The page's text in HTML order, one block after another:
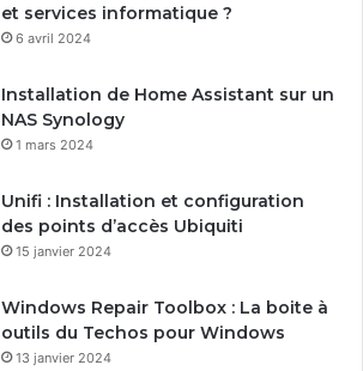
et services informatique ?
6 avril 2024
Installation de Home Assistant sur un
NAS Synology
1 mars 2024
Unifi : Installation et configuration
des points d’accès Ubiquiti
15 janvier 2024
Windows Repair Toolbox : La boite à
outils du Techos pour Windows
13 janvier 2024